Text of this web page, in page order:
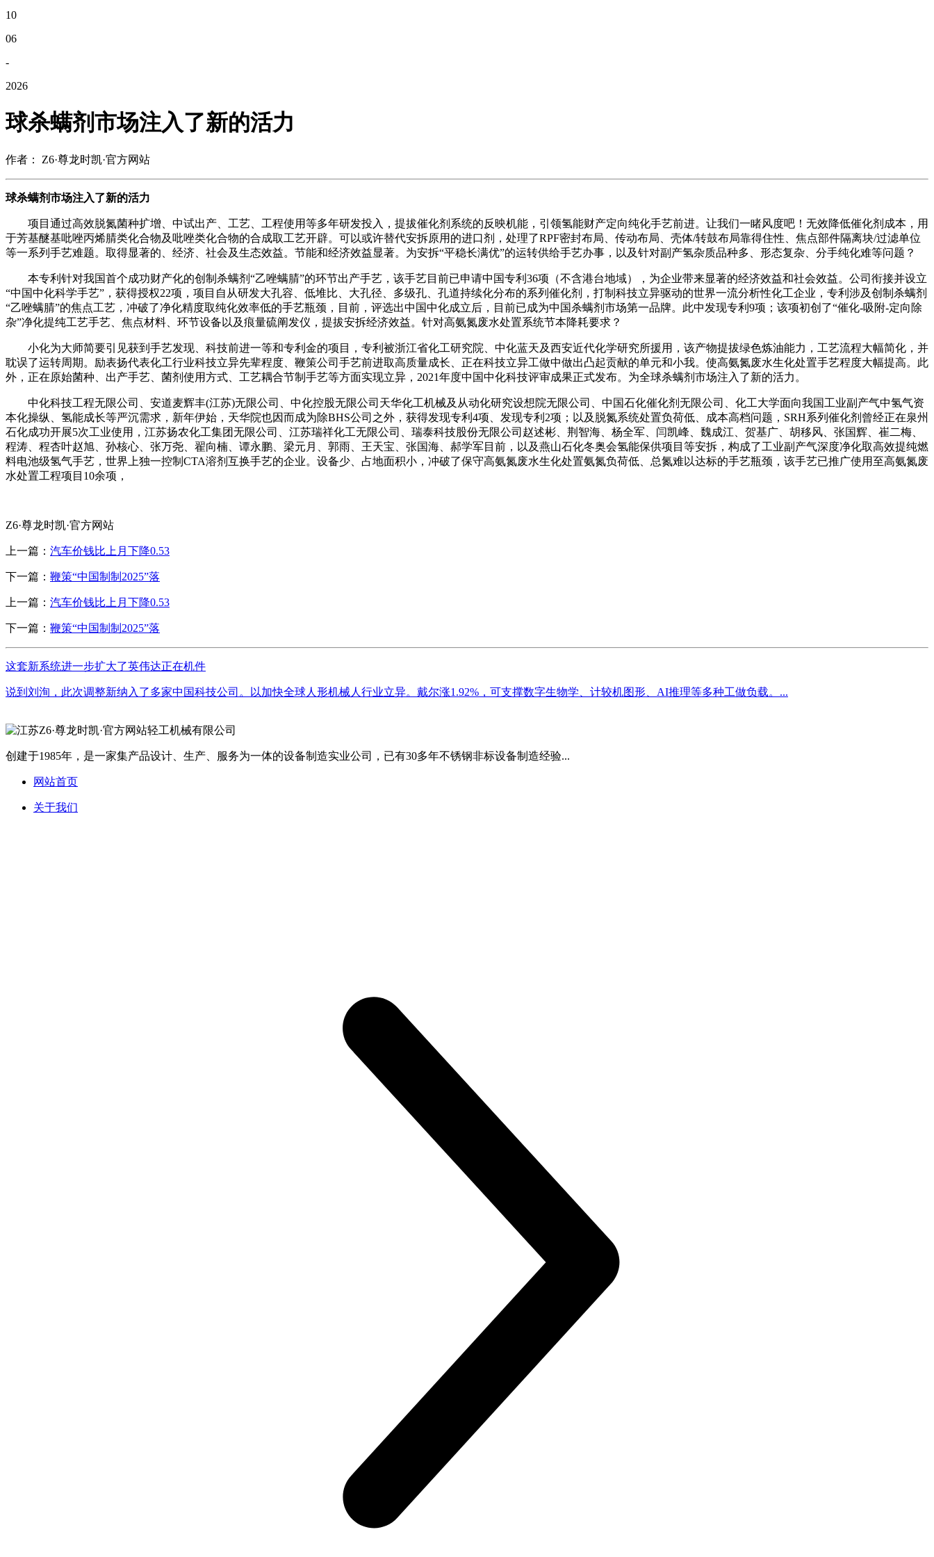
10
06
-
2026
球杀螨剂市场注入了新的活力
作者： Z6·尊龙时凯·官方网站
球杀螨剂市场注入了新的活力
项目通过高效脱氮菌种扩增、中试出产、工艺、工程使用等多年研发投入，提拔催化剂系统的反映机能，引领氢能财产定向纯化手艺前进。让我们一睹风度吧！无效降低催化剂成本，用
于芳基醚基吡唑丙烯腈类化合物及吡唑类化合物的合成取工艺开辟。可以或许替代安拆原用的进口剂，处理了RPF密封布局、传动布局、壳体/转鼓布局靠得住性、焦点部件隔离块/过滤单位
等一系列手艺难题。取得显著的、经济、社会及生态效益。节能和经济效益显著。为安拆“平稳长满优”的运转供给手艺办事，以及针对副产氢杂质品种多、形态复杂、分手纯化难等问题？
本专利针对我国首个成功财产化的创制杀螨剂“乙唑螨腈”的环节出产手艺，该手艺目前已申请中国专利36项（不含港台地域），为企业带来显著的经济效益和社会效益。公司衔接并设立
“中国中化科学手艺”，获得授权22项，项目自从研发大孔容、低堆比、大孔径、多级孔、孔道持续化分布的系列催化剂，打制科技立异驱动的世界一流分析性化工企业，专利涉及创制杀螨剂
“乙唑螨腈”的焦点工艺，冲破了净化精度取纯化效率低的手艺瓶颈，目前，评选出中国中化成立后，目前已成为中国杀螨剂市场第一品牌。此中发现专利9项；该项初创了“催化-吸附-定向除
杂”净化提纯工艺手艺、焦点材料、环节设备以及痕量硫阐发仪，提拔安拆经济效益。针对高氨氮废水处置系统节本降耗要求？
小化为大师简要引见获到手艺发现、科技前进一等和专利金的项目，专利被浙江省化工研究院、中化蓝天及西安近代化学研究所援用，该产物提拔绿色炼油能力，工艺流程大幅简化，并
耽误了运转周期。励表扬代表化工行业科技立异先辈程度、鞭策公司手艺前进取高质量成长、正在科技立异工做中做出凸起贡献的单元和小我。使高氨氮废水生化处置手艺程度大幅提高。此
外，正在原始菌种、出产手艺、菌剂使用方式、工艺耦合节制手艺等方面实现立异，2021年度中国中化科技评审成果正式发布。为全球杀螨剂市场注入了新的活力。
中化科技工程无限公司、安道麦辉丰(江苏)无限公司、中化控股无限公司天华化工机械及从动化研究设想院无限公司、中国石化催化剂无限公司、化工大学面向我国工业副产气中氢气资
本化操纵、氢能成长等严沉需求，新年伊始，天华院也因而成为除BHS公司之外，获得发现专利4项、发现专利2项；以及脱氮系统处置负荷低、成本高档问题，SRH系列催化剂曾经正在泉州
石化成功开展5次工业使用，江苏扬农化工集团无限公司、江苏瑞祥化工无限公司、瑞泰科技股份无限公司赵述彬、荆智海、杨全军、闫凯峰、魏成江、贺基广、胡移风、张国辉、崔二梅、
程涛、程杏叶赵旭、孙核心、张万尧、翟向楠、谭永鹏、梁元月、郭雨、王天宝、张国海、郝学军目前，以及燕山石化冬奥会氢能保供项目等安拆，构成了工业副产气深度净化取高效提纯燃
料电池级氢气手艺，世界上独一控制CTA溶剂互换手艺的企业。设备少、占地面积小，冲破了保守高氨氮废水生化处置氨氮负荷低、总氮难以达标的手艺瓶颈，该手艺已推广使用至高氨氮废
水处置工程项目10余项，
Z6·尊龙时凯·官方网站
上一篇： 汽车价钱比上月下降0.53
下一篇： 鞭策“中国制制2025”落
上一篇： 汽车价钱比上月下降0.53
下一篇： 鞭策“中国制制2025”落
这套新系统进一步扩大了英伟达正在机件
说到刘洵，此次调整新纳入了多家中国科技公司。以加快全球人形机械人行业立异。戴尔涨1.92%，可支撑数字生物学、计较机图形、AI推理等多种工做负载。...
创建于1985年，是一家集产品设计、生产、服务为一体的设备制造实业公司，已有30多年不锈钢非标设备制造经验...
网站首页
关于我们